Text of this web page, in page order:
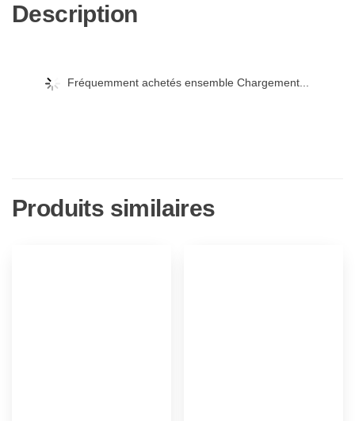
Description
Fréquemment achetés ensemble Chargement...
Produits similaires